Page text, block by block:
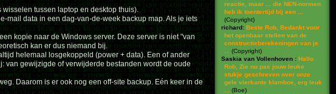
tussen laptop en desktop thuis).
mail data in een dag-van-de-week backup map. Als je iets
kopie naar de Windows server. Deze server is niet "van
kan er dus niemand bij.
helemaal losgekoppeld (power + data). Een of ander
van gewijzigde of verwijderde bestanden wordt de oude
Daarom is er ook nog een off-site backup. Eén keer in de
reactie, maar ... die NEN-normen
heb ik toentertijd bij een ...
(Copyright)
richard: Beste Rob, Bedankt voor
het openbaar stellen van de
constructieberekeningen van je
(Copyright)
Saskia van Vollenhoven : Hallo
Rob, Zie nu pas jouw leuke
stukje geschreven over onze
gele vierkante klamboe, erg leuk
(Boe)